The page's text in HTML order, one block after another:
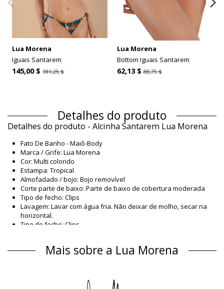
Lua Morena
Iguais Santarem
145,00 $181,25 $
Lua Morena
Bottom Iguais Santarem
62,13 $ 88,75 $
Detalhes do produto
Detalhes do produto - Alcinha Santarem Lua Morena
Fato De Banho - Maiô-Body
Marca / Grife: Lua Morena
Cor: Multi colorido
Estampa: Tropical
Almofadado / bojo: Bojo removível
Corte parte de baixo: Parte de baixo de cobertura moderada
Tipo de fecho: Clips
Lavagem: Lavar com água fria. Não deixar de molho, secar na
horizontal.
Tipo de fecho: Clips
Fato De Banho - Maiô Multi colorido Lua Morena
Forro: 88% Polyamide, 12% Elastane
Mais sobre a Lua Morena